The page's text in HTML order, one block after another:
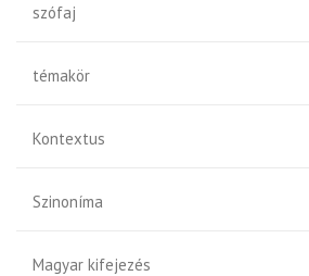
szófaj
témakör
Kontextus
Szinoníma
Magyar kifejezés